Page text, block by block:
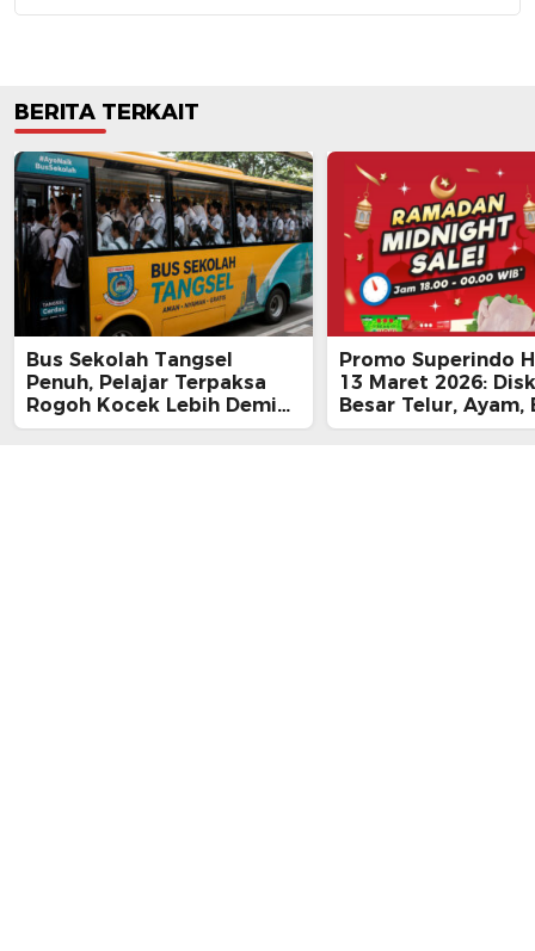
BERITA TERKAIT
Bus Sekolah Tangsel
Penuh, Pelajar Terpaksa
Rogoh Kocek Lebih Demi
Tiba Tepat Waktu
Promo Superindo
13 Maret 2026:
Besar Telur, Ayam,
hingga Daging,